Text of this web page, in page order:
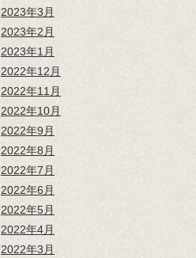
2023年3月
2023年2月
2023年1月
2022年12月
2022年11月
2022年10月
2022年9月
2022年8月
2022年7月
2022年6月
2022年5月
2022年4月
2022年3月